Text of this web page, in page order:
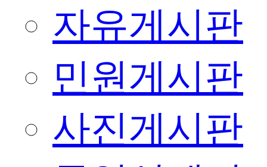
자유게시판
민원게시판
사진게시판